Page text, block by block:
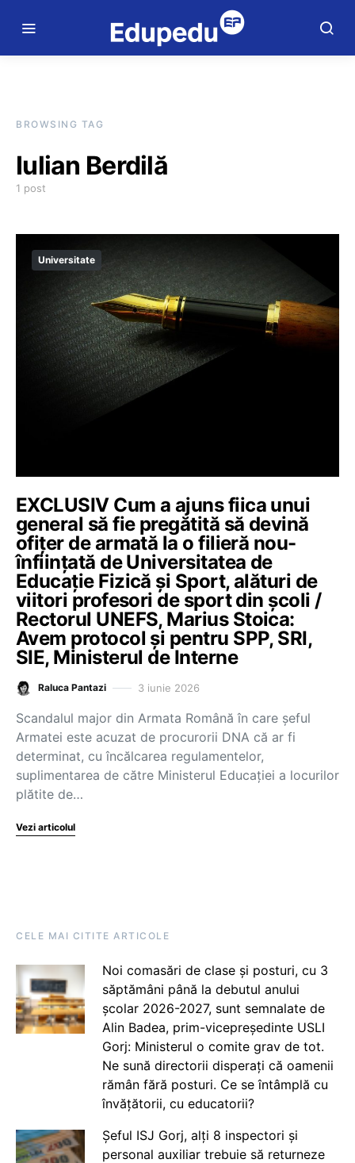
BROWSING TAG
Iulian Berdilă
1 post
Universitate
EXCLUSIV Cum a ajuns fiica unui
general să fie pregătită să devină
ofițer de armată la o filieră nou-
înființată de Universitatea de
Educație Fizică și Sport, alături de
viitori profesori de sport din școli /
Rectorul UNEFS, Marius Stoica:
Avem protocol și pentru SPP, SRI,
SIE, Ministerul de Interne
Raluca Pantazi 3 iunie 2026
Scandalul major din Armata Română în care șeful
Armatei este acuzat de procurorii DNA că ar fi
determinat, cu încălcarea regulamentelor,
suplimentarea de către Ministerul Educației a locurilor
plătite de…
Vezi articolul
CELE MAI CITITE ARTICOLE
Noi comasări de clase și posturi, cu 3
săptămâni până la debutul anului
școlar 2026-2027, sunt semnalate de
Alin Badea, prim-vicepreședinte USLI
Gorj: Ministerul o comite grav de tot.
Ne sună directorii disperați că oamenii
rămân fără posturi. Ce se întâmplă cu
învățătorii, cu educatorii?
Șeful ISJ Gorj, alți 8 inspectori și
personal auxiliar trebuie să returneze